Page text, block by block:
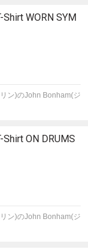
Shirt WORN SYM
ン)のJohn Bonham(ジ
Shirt ON DRUMS
ン)のJohn Bonham(ジ